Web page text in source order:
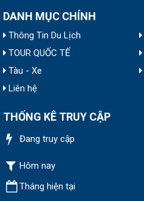
DANH MỤC CHÍNH
Thông Tin Du Lịch
TOUR QUỐC TẾ
Tàu - Xe
Liên hệ
THỐNG KÊ TRUY CẬP
Đang truy cập
Hôm nay
Tháng hiện tại